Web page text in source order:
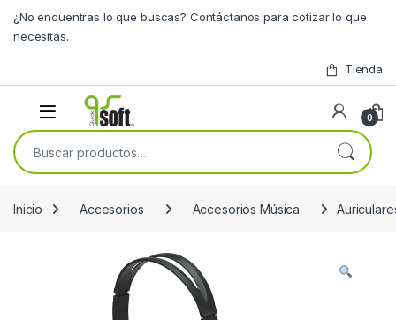
¿No encuentras lo que buscas? Contáctanos para cotizar lo que
necesitas.
Tienda
0
Buscar por:
Inicio Accesorios Accesorios Música